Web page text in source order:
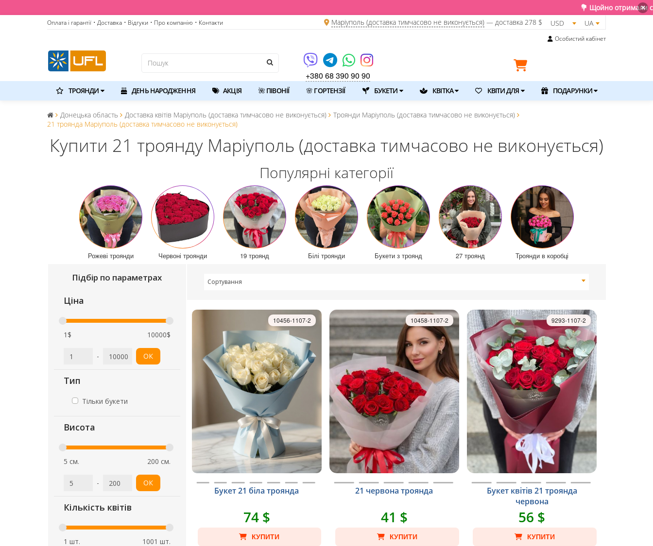
💐 Щойно отримали свіжу поставку. Подаруйте квіти
×
Оплата і гарантії • Доставка • Відгуки • Про компанію • Контакти Маріуполь (доставка тимчасово не виконується)— доставка 278 $ USD UA
Особистий кабінет
+380 68 390 90 90
ТРОЯНДИ ДЕНЬ НАРОДЖЕННЯ АКЦІЯ 🌺 ПІВОНІЇ 🌸 ГОРТЕНЗІЇ БУКЕТИ КВІТКА КВІТИ ДЛЯ ПОДАРУНКИ
Донецька область Доставка квітів Маріуполь (доставка тимчасово не виконується)
Троянди Маріуполь (доставка тимчасово не виконується)
21 троянда Маріуполь (доставка тимчасово не виконується)
Купити 21 троянду Маріуполь (доставка тимчасово не виконується)
Популярні категорії
Рожеві троянди Червоні троянди 19 троянд Білі троянди Букети з троянд 27 троянд Троянди в коробці
Підбір по параметрах
Ціна
1$ 10000$
- ОК
Тип
Тільки букети
Висота
5 см. 200 см.
- ОК
Кількість квітів
1 шт. 1001 шт.
Сортування
Букет 21 біла троянда
10456-1107-2
74 $
КУПИТИ
21 червона троянда
10458-1107-2
41 $
КУПИТИ
Букет квітів 21 троянда
червона
9293-1107-2
56 $
КУПИТИ